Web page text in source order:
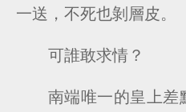
一送，不死也剝層皮。
可誰敢求情？
南端唯一的皇上差